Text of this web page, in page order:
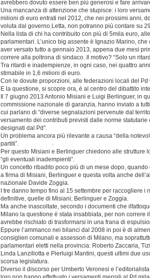
avrebbero dovuto essere ben più generosi e fare
Una mancanza di attenzione che stupisce: i loro
milioni di euro entrati nel 2012, che nei prossimi anni,
voluta dal governo Letta, non potranno più contare su
Nella lista di chi ha contribuito con più di 5mila euro,
parlamentari. L’unico big assente è Ignazio Marino,
aver versato tutto a gennaio 2013, appena due mesi
correre alla poltrona di sindaco. Il motivo? “Solo un
Tra ritardi e inadempienze, in ogni caso, nei quattro
stimabile in 1,6 milioni di euro.
Con le dovute proporzioni, alle federazioni locali del Pd
E la questione, si scopre ora, è al centro del dibattito
Il 7 giugno 2013 Antonio Misiani e Luigi Berlinguer, in
commissione nazionale di garanzia, hanno inviato a
cui parlano di “diverse segnalazioni pervenute dal
versamento dei contributi previsti dalle norme
designati dal Pd”.
Un problema ancora più rilevante a causa “della
partiti”.
Per questo Misiani e Berlinguer chiedono alle strutture
“gli eventuali inadempienti”.
Un concetto ribadito poco più di un mese dopo,
a firma di Misiani, Berlinguer e questa volta anche
nazionale Davide Zoggia.
I tre danno tempo fino al 15 settembre per raccogliere
definitive, quelle di Misiani, Berlinguer e Zoggia.
Ma anche inascoltate, secondo i documenti che
Milano la questione è stata insabbiata, per non correre
avrebbe rischiato di trasformarsi in una frana di
Eppure l’ammanco nei bilanci dal 2008 in poi è di
consiglieri comunali e assessori di Milano, ma
parlamentari eletti nella provincia: Roberto Zaccaria,
Linda Lanzillotta e Pierluigi Mantini, questi ultimi due
scorsa legislatura.
Diverso il discorso per Umberto Veronesi e